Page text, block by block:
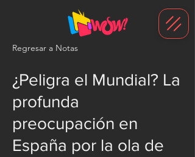
Regresar a Notas
¿Peligra el Mundial? La
profunda
preocupación en
España por la ola de